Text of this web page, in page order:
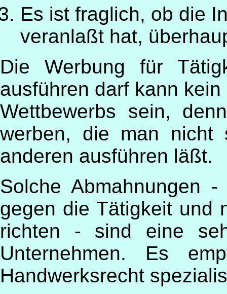
Es ist fraglich, ob die
veranlaßt hat,
Die Werbung für
ausführen darf kann
Wettbewerbs sein,
werben, die man nicht
anderen ausführen läßt.
Solche Abmahnungen
gegen die Tätigkeit und
richten - sind eine
Unternehmen. Es
Handwerksrecht